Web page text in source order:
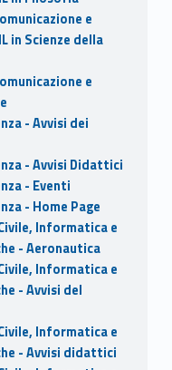
e
in Scienze della
e
- Avvisi dei
- Avvisi Didattici
- Eventi
- Home Page
Informatica e
- Aeronautica
Informatica e
- Avvisi del
Informatica e
- Avvisi didattici